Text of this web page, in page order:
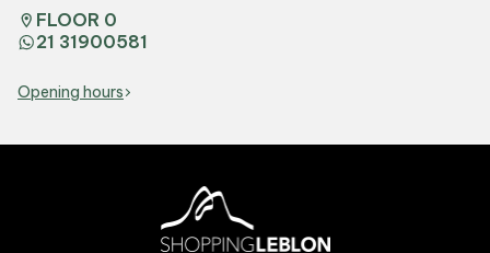
FLOOR 0
21 31900581
Opening hours